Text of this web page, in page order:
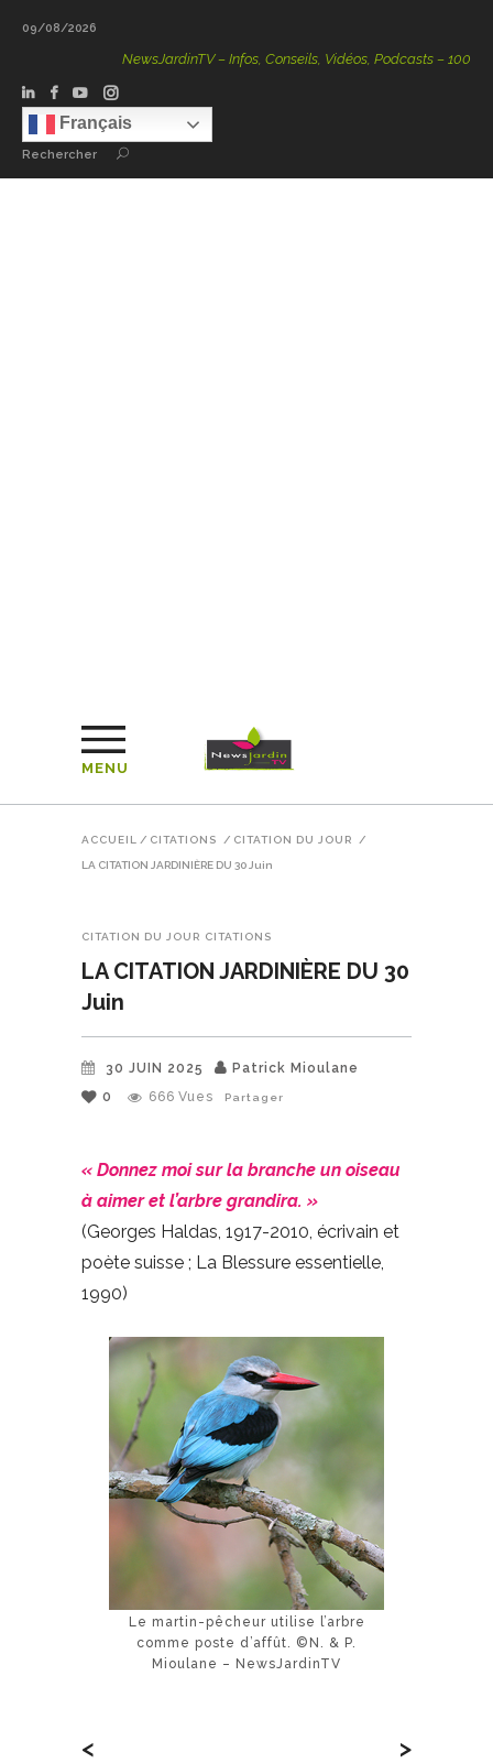
09/08/2026
NewsJardinTV – Infos, Conseils, Vidéos, Podcasts – 100 %
Français
Rechercher
MENU
ACCUEIL / CITATIONS / CITATION DU JOUR /
LA CITATION JARDINIÈRE DU 30 Juin
CITATION DU JOUR CITATIONS
LA CITATION JARDINIÈRE DU 30
Juin
30 JUIN 2025
Patrick Mioulane
0
666 Vues Partager
« Donnez moi sur la branche un oiseau
à aimer et l’arbre grandira. »
(Georges Haldas, 1917-2010, écrivain et
poète suisse ; La Blessure essentielle,
1990)
Le martin-pêcheur utilise l’arbre
comme poste d’affût. ©N. & P.
Mioulane – NewsJardinTV
< >